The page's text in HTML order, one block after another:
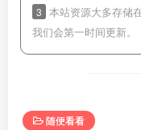
3 本站资源大多存储
我们会第一时间更新。
随便看看